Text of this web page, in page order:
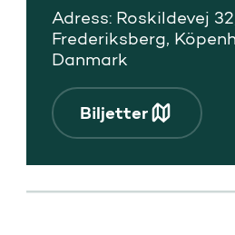
Adress: Roskildevej
Frederiksberg,
Danmark
Biljetter